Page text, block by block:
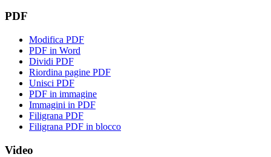
PDF
Modifica PDF
PDF in Word
Dividi PDF
Riordina pagine PDF
Unisci PDF
PDF in immagine
Immagini in PDF
Filigrana PDF
Filigrana PDF in blocco
Video